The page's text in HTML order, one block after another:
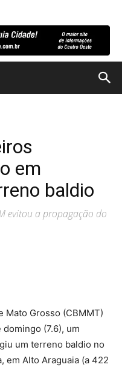
em
baldio
evitou a propagação do
Mato Grosso (CBMMT)
(7.6), um
um terreno baldio no
em Alto Araguaia (a 422